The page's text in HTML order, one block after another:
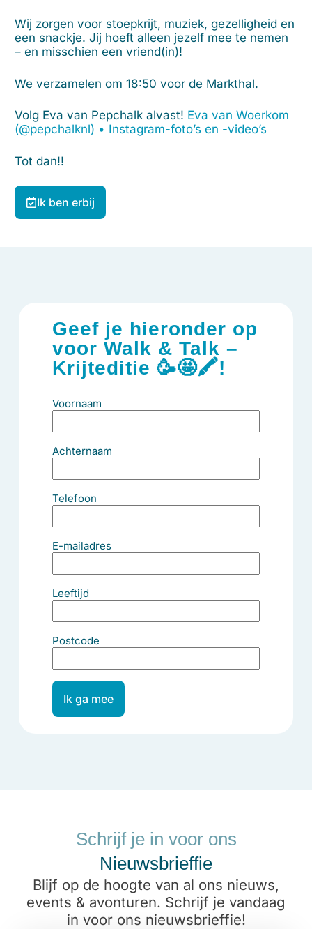
Wij zorgen voor stoepkrijt, muziek, gezelligheid en
een snackje. Jij hoeft alleen jezelf mee te nemen
– en misschien een vriend(in)!
We verzamelen om 18:50 voor de Markthal.
Volg Eva van Pepchalk alvast! Eva van Woerkom
(@pepchalknl) • Instagram-foto’s en -video’s
Tot dan!!
Ik ben erbij
Geef je hieronder op
voor Walk & Talk –
Krijteditie 🥳🤩🖍!
Voornaam
Achternaam
Telefoon
E-mailadres
Leeftijd
Postcode
Ik ga mee
Schrijf je in voor ons
Nieuwsbrieffie
Blijf op de hoogte van al ons nieuws,
events & avonturen. Schrijf je vandaag
in voor ons nieuwsbrieffie!